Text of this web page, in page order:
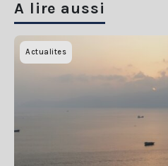
A lire aussi
Actualites